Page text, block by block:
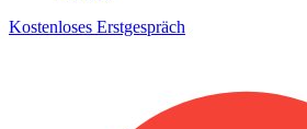
Kostenloses Erstgespräch